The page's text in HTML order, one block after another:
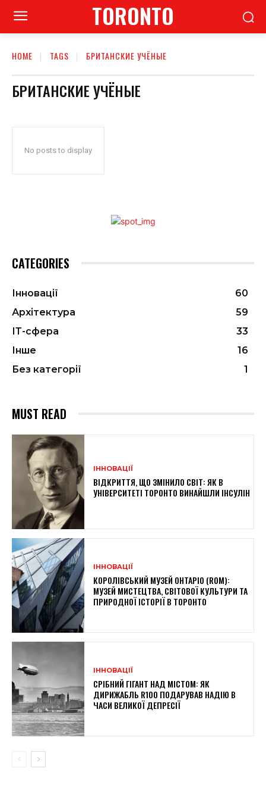
TORONTO
HOME TAGS БРИТАНСКИЕ УЧЁНЫЕ
БРИТАНСКИЕ УЧЁНЫЕ
No posts to display
CATEGORIES
Інновації
60
Архітектура
59
ІТ-сфера
33
Інше
16
Без категорії
1
MUST READ
ІННОВАЦІЇ
ВІДКРИТТЯ, ЩО ЗМІНИЛО СВІТ: ЯК В
УНІВЕРСИТЕТІ ТОРОНТО ВИНАЙШЛИ ІНСУЛІН
ІННОВАЦІЇ
КОРОЛІВСЬКИЙ МУЗЕЙ ОНТАРІО (ROM):
МУЗЕЙ МИСТЕЦТВА, СВІТОВОЇ КУЛЬТУРИ ТА
ПРИРОДНОЇ ІСТОРІЇ В ТОРОНТО
ІННОВАЦІЇ
СРІБНИЙ ГІГАНТ НАД МІСТОМ: ЯК
ДИРИЖАБЛЬ R100 ПОДАРУВАВ НАДІЮ В
ЧАСИ ВЕЛИКОЇ ДЕПРЕСІЇ